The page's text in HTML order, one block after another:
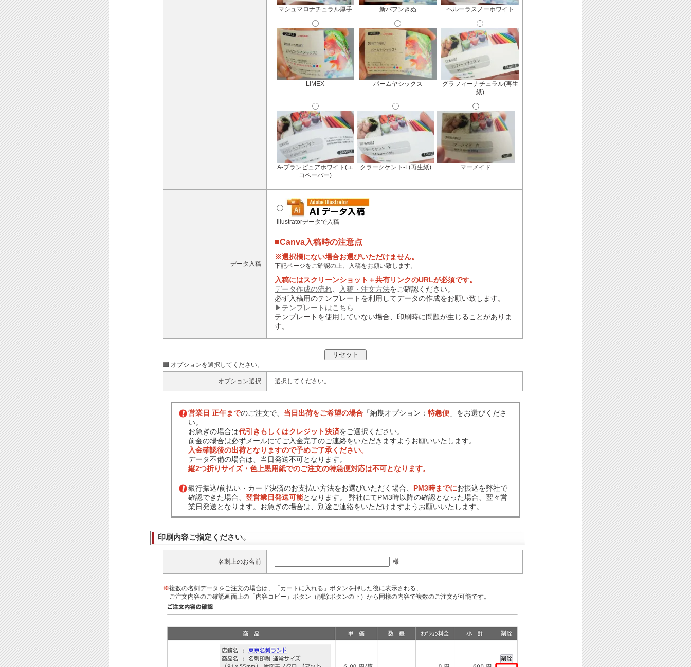
マシュマロナチュラル厚手 新バフンきぬ ペルーラスノーホワイト
LIMEX パームヤシックス
グラフィーナチュラル(再生
紙)
A-プランピュアホワイト(エ
コペーパー)
クラークケント-F(再生紙) マーメイド
データ入稿
Illustratorデータで入稿
■Canva入稿時の注意点
※選択欄にない場合お選びいただけません。
下記ページをご確認の上、入稿をお願い致します。
入稿にはスクリーンショット＋共有リンクのURLが必須です。
データ作成の流れ
入稿・注文方法をご確認ください。
必ず入稿用のテンプレートを利用してデータの作成をお願い致します。
▶テンプレートはこちら
テンプレートを使用していない場合、印刷時に問題が生じることがありま
す。
オプションを選択してください。
オプション選択 選択してください。
営業日 正午までのご注文で、 当日出荷をご希望の場合 「納期オプション： 特急便 」をお選びくださ
い。
お急ぎの場合は代引きもしくはクレジット決済をご選択ください。
前金の場合は必ずメールにてご入金完了のご連絡をいただきますようお願いいたします。
入金確認後の出荷となりますので予めご了承ください。
データ不備の場合は、当日発送不可となります。
縦2つ折りサイズ・色上黒用紙でのご注文の特急便対応は不可となります。
銀行振込/前払い・カード決済のお支払い方法をお選びいただく場合、 PM3時までにお振込を弊社で
確認できた場合、 翌営業日発送可能となります。 弊社にてPM3時以降の確認となった場合、翌々営
業日発送となります。お急ぎの場合は、別途ご連絡をいただけますようお願いいたします。
印刷内容ご指定ください。
名刺上のお名前 様
※複数の名刺データをご注文の場合は、「カートに入れる」ボタンを押した後に表示される、
ご注文内容のご確認画面上の「内容コピー」ボタン（削除ボタンの下）から同様の内容で複数のご注文が可能です。